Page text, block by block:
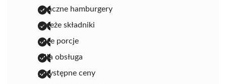
smaczne hamburgery
świeże składniki
duże porcje
miła obsługa
przystępne ceny